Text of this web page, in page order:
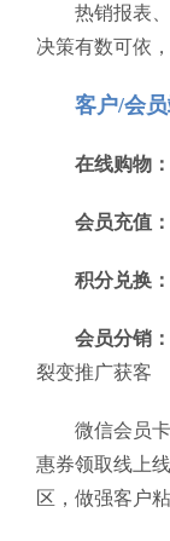
热销报表
决策有数可依
客户/会
在线购物：
会员充值：
积分兑换：
会员分销：
裂变推广获客
微信会员
惠券领取线上
区，做强客户